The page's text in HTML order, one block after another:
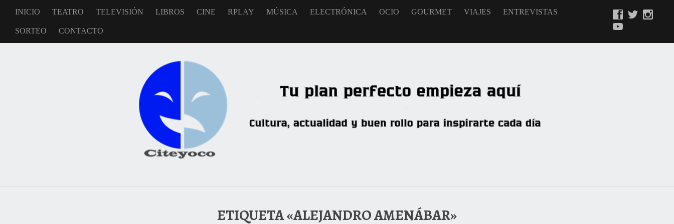
INICIO TEATRO TELEVISIÓN LIBROS CINE RPLAY MÚSICA ELECTRÓNICA OCIO GOURMET VIAJES ENTREVISTAS
SORTEO CONTACTO
ETIQUETA «ALEJANDRO AMENÁBAR»